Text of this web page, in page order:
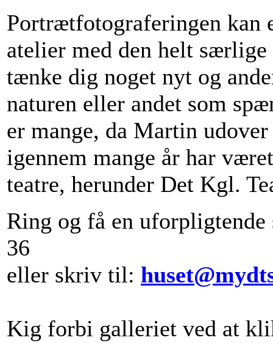
Portrætfotograferingen kan
atelier med den helt
tænke dig noget nyt og
naturen eller andet som
er mange, da Martin
igennem mange år har
teatre, herunder Det Kgl.
Ring og få en
36
eller skriv til:
Kig forbi galleriet ved at